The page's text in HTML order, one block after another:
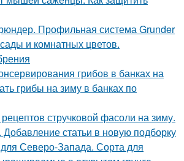
Профильная система Grunder
и комнатных цветов.
грибов в банках на
грибы на зиму в банках по
стручковой фасоли на зиму.
статьи в новую подборку
Северо-Запада. Сорта для